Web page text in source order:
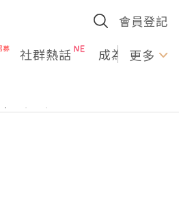
會員登記
社群熱話 成為U更多